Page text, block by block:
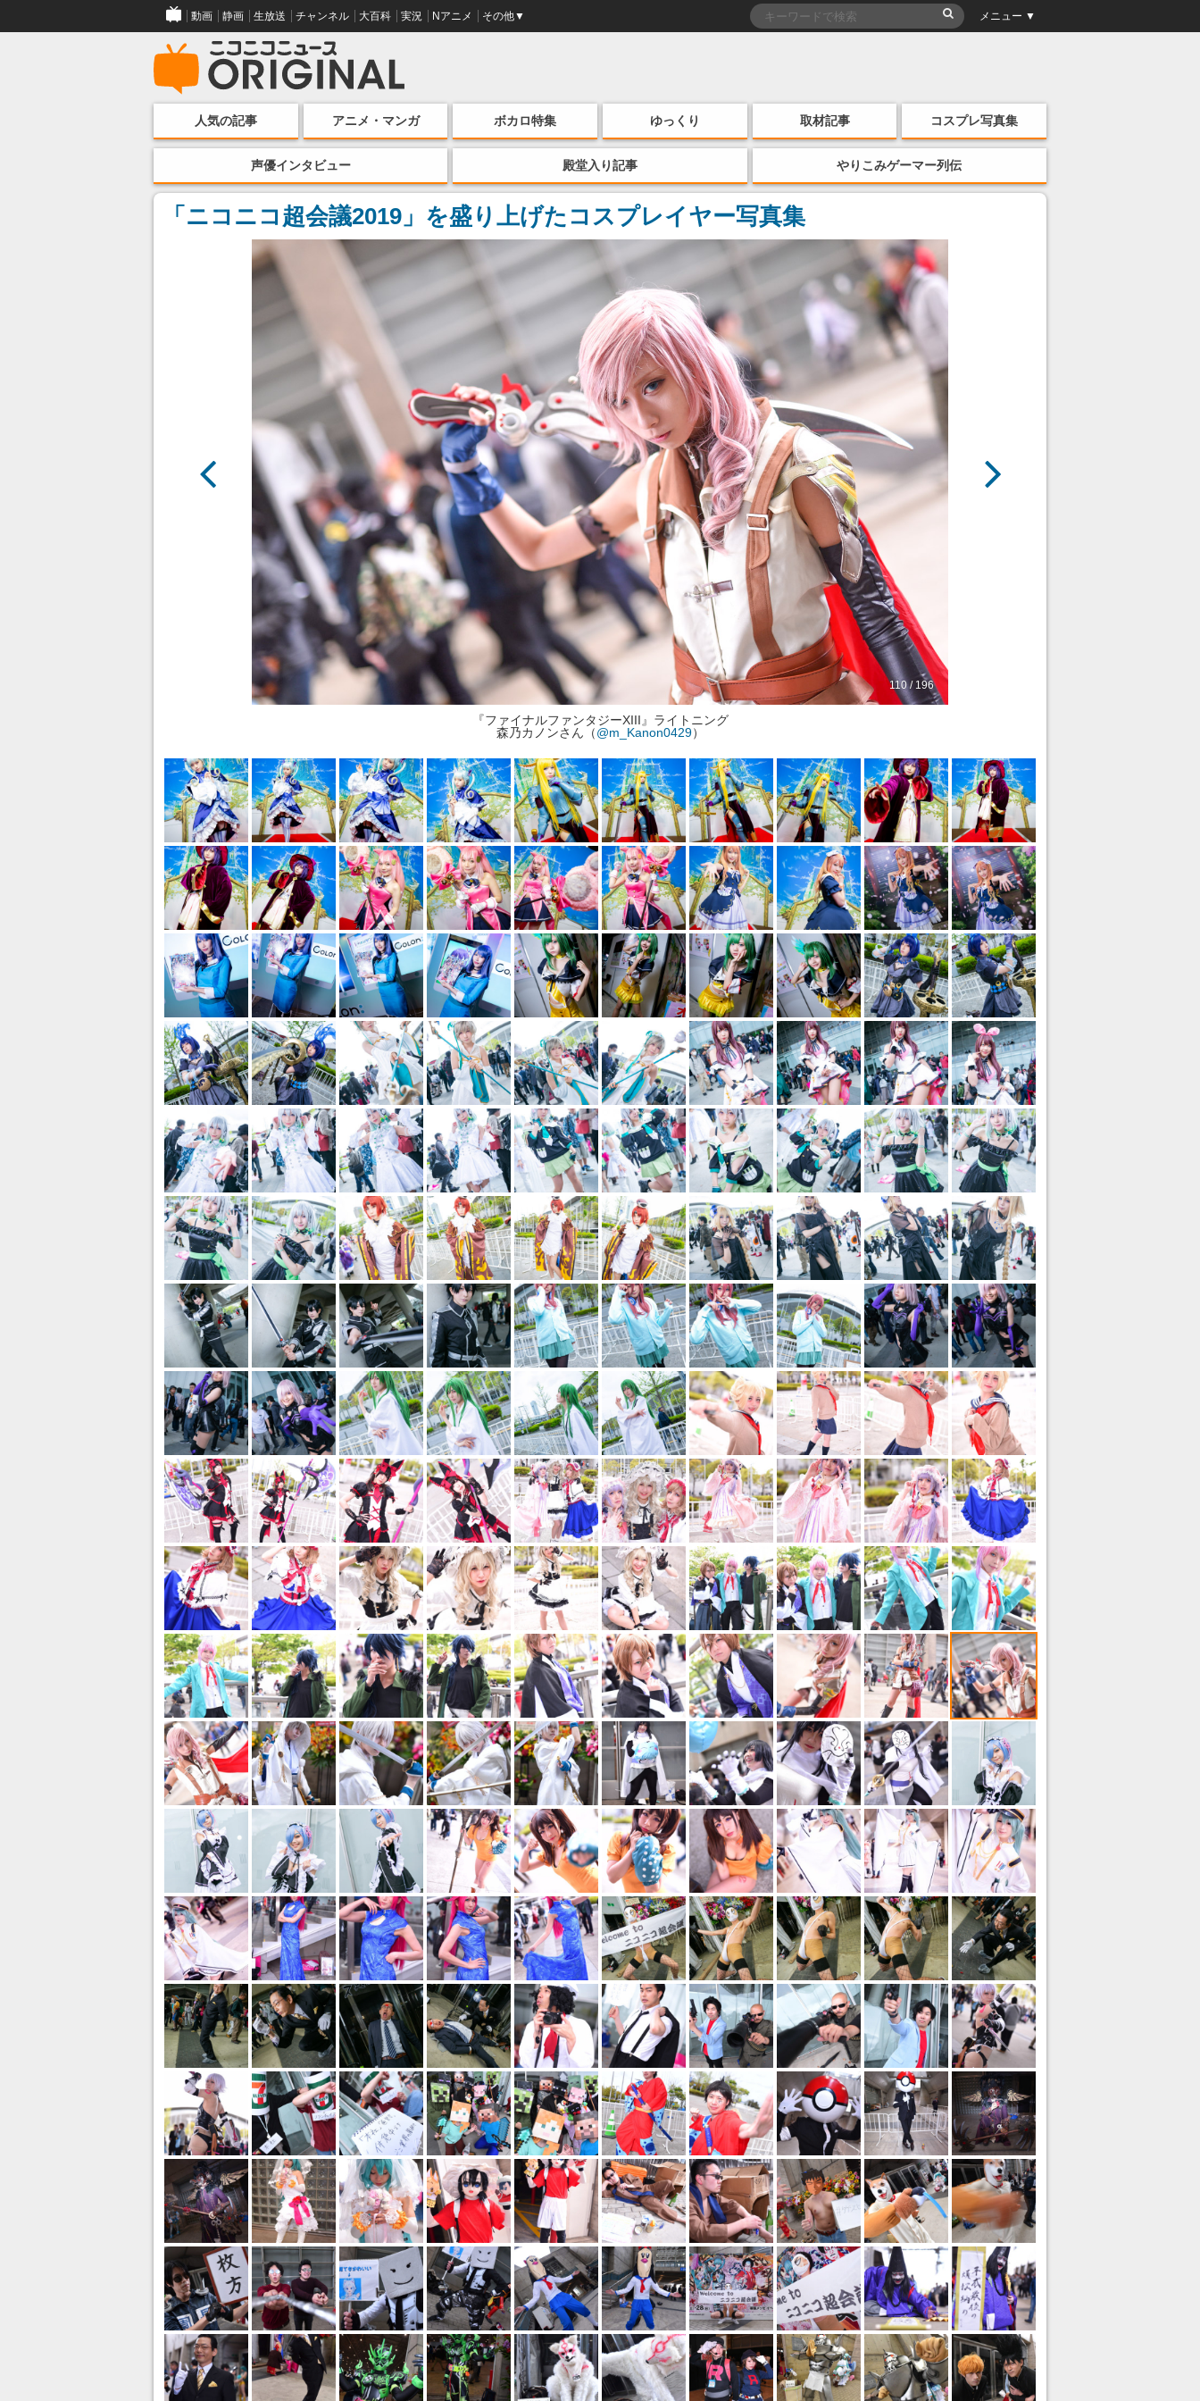
動画 静画 生放送 チャンネル 大百科 実況 Nアニメ その他▼ メニュー ▼
人気の記事 アニメ・マンガ ボカロ特集 ゆっくり 取材記事 コスプレ写真集
声優インタビュー 殿堂入り記事 やりこみゲーマー列伝
「ニコニコ超会議2019」を盛り上げたコスプレイヤー写真集
110 / 196
『ファイナルファンタジーXIII』ライトニング
森乃カノンさん（@m_Kanon0429）